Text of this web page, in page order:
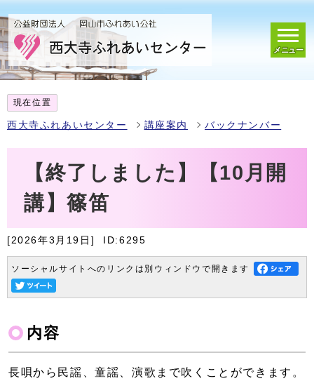
メニュー
現在位置
西大寺ふれあいセンター 講座案内 バックナンバー
【終了しました】【10月開
講】篠笛
[2026年3月19日] ID:6295
ソーシャルサイトへのリンクは別ウィンドウで開きます
内容
長唄から民謡、童謡、演歌まで吹くことができます。